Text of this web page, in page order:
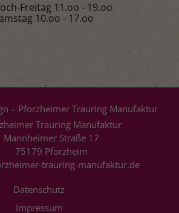
Freitag 11.oo - 19.oo
10.oo - 17.oo
– Pforzheimer Trauring Manufaktur
Trauring Manufaktur
Mannheimer Straße 17
75179 Pforzheim
trauring-manufaktur.de
Datenschutz
Impressum